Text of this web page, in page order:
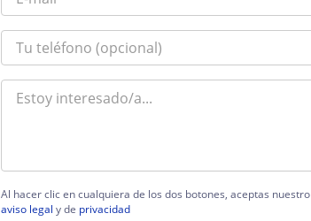
Al hacer clic en cualquiera de los dos botones, aceptas nuestro
aviso legal y de privacidad